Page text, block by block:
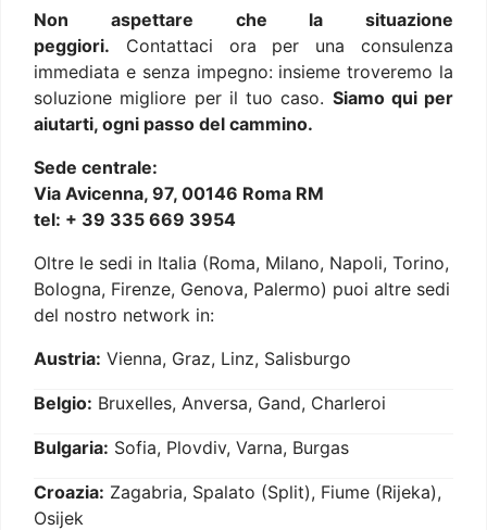
Non aspettare che la situazione
peggiori. Contattaci ora per una consulenza
immediata e senza impegno: insieme troveremo la
soluzione migliore per il tuo caso. Siamo qui per
aiutarti, ogni passo del cammino.
Sede centrale:
Via Avicenna, 97, 00146 Roma RM
tel: + 39 335 669 3954
Oltre le sedi in Italia (Roma, Milano, Napoli, Torino,
Bologna, Firenze, Genova, Palermo) puoi altre sedi
del nostro network in:
Austria: Vienna, Graz, Linz, Salisburgo
Belgio: Bruxelles, Anversa, Gand, Charleroi
Bulgaria: Sofia, Plovdiv, Varna, Burgas
Croazia: Zagabria, Spalato (Split), Fiume (Rijeka),
Osijek